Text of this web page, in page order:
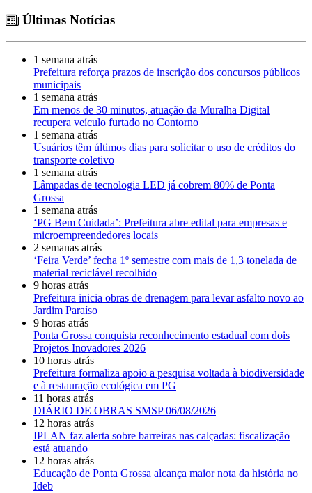
Últimas Notícias
1 semana atrás
Prefeitura reforça prazos de inscrição dos concursos públicos
municipais
1 semana atrás
Em menos de 30 minutos, atuação da Muralha Digital
recupera veículo furtado no Contorno
1 semana atrás
Usuários têm últimos dias para solicitar o uso de créditos do
transporte coletivo
1 semana atrás
Lâmpadas de tecnologia LED já cobrem 80% de Ponta
Grossa
1 semana atrás
‘PG Bem Cuidada’: Prefeitura abre edital para empresas e
microempreendedores locais
2 semanas atrás
‘Feira Verde’ fecha 1º semestre com mais de 1,3 tonelada de
material reciclável recolhido
9 horas atrás
Prefeitura inicia obras de drenagem para levar asfalto novo ao
Jardim Paraíso
9 horas atrás
Ponta Grossa conquista reconhecimento estadual com dois
Projetos Inovadores 2026
10 horas atrás
Prefeitura formaliza apoio a pesquisa voltada à biodiversidade
e à restauração ecológica em PG
11 horas atrás
DIÁRIO DE OBRAS SMSP 06/08/2026
12 horas atrás
IPLAN faz alerta sobre barreiras nas calçadas: fiscalização
está atuando
12 horas atrás
Educação de Ponta Grossa alcança maior nota da história no
Ideb